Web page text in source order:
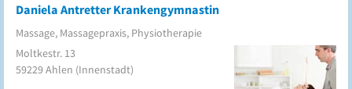
Daniela Antretter Krankengymnastin
Massage, Massagepraxis, Physiotherapie
Moltkestr. 13
59229Ahlen (Innenstadt)